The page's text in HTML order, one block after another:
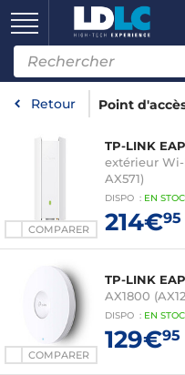
Retour Point
COMPARER
TP-LINK
extérieur Wi-
AX571)
DISPO : EN
214€95
COMPARER
TP-LINK
AX1800
DISPO : EN
129€95